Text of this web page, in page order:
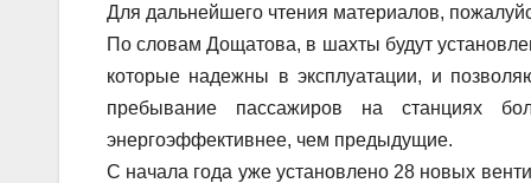
Для дальнейшего чтения материалов,
По словам Дощатова, в шахты будут
которые надежны в эксплуатации, и
пребывание пассажиров на станциях
энергоэффективнее, чем предыдущие.
С начала года уже установлено 28 новых